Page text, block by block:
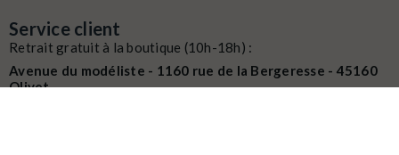
Service client
Retrait gratuit à la boutique (10h-18h) :
Avenue du modéliste - 1160 rue de la Bergeresse - 45160
Olivet